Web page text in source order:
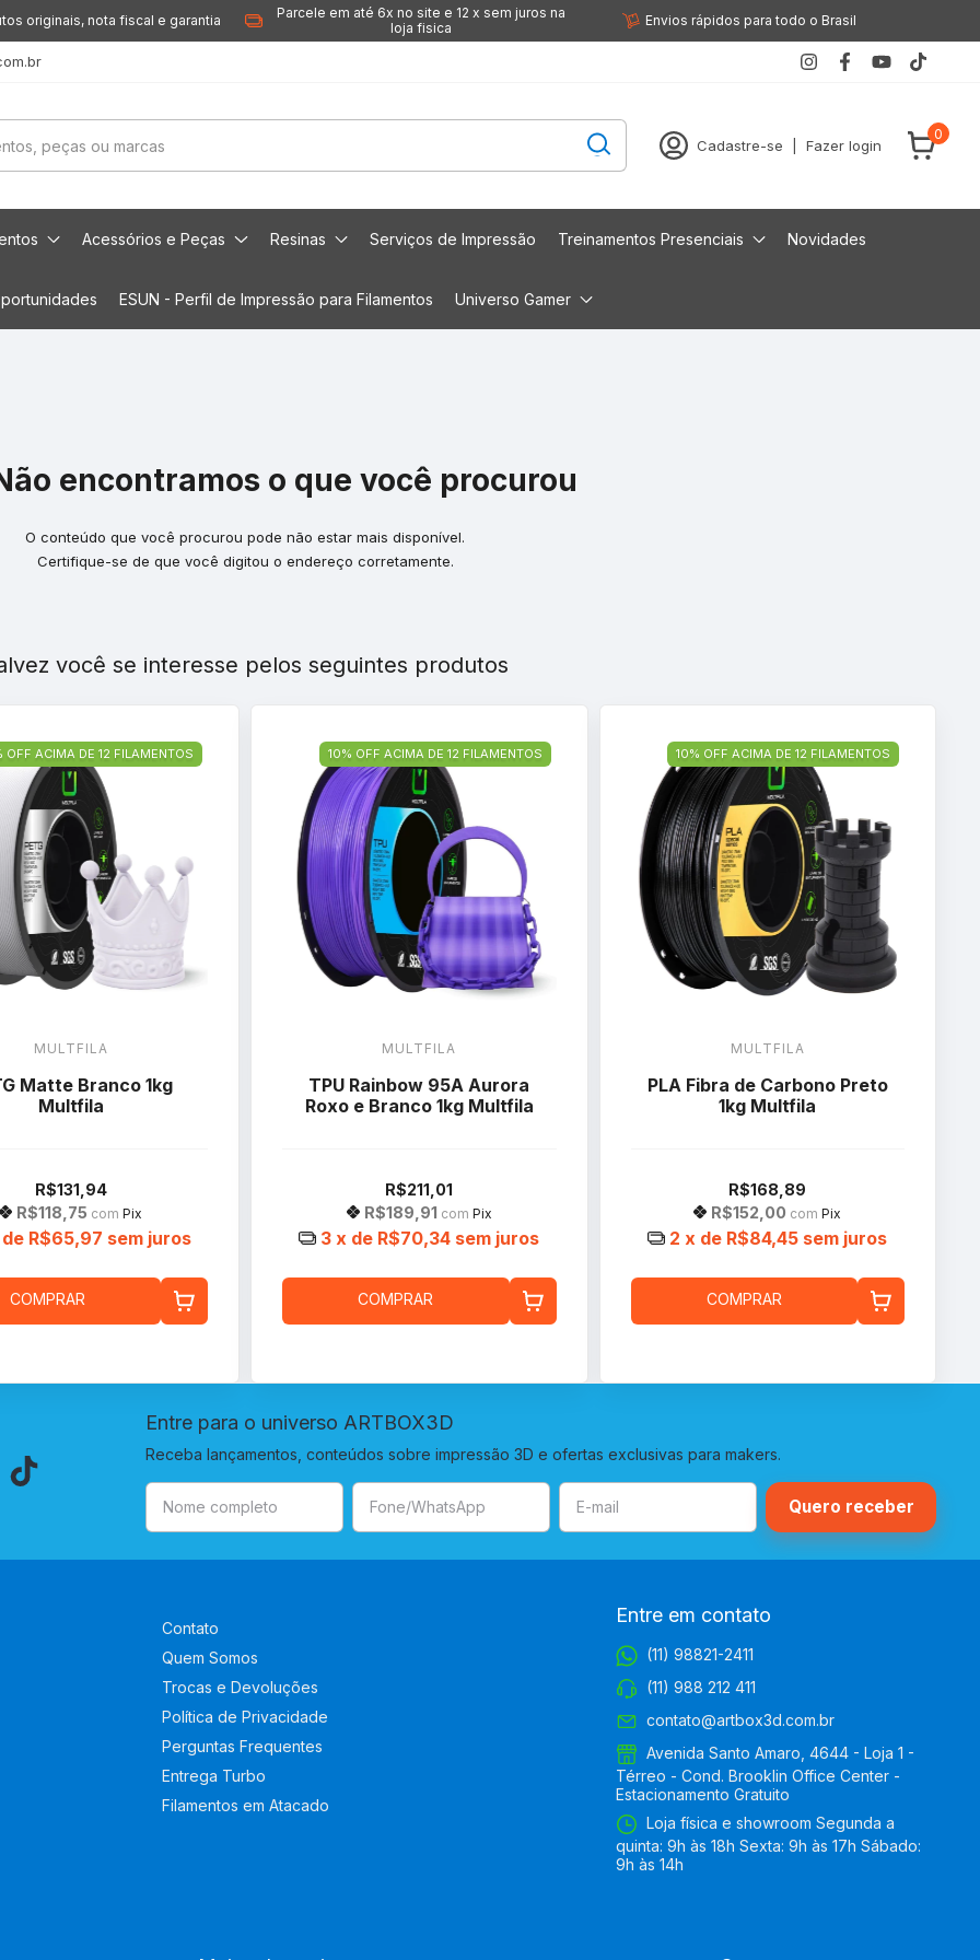
originais, nota fiscal e garantia
Parcele em até 6x no site e 12 x sem juros na
loja fisica
Envios rápidos para todo o Brasil
Cadastre-se Fazer login
0
Acessórios e Peças Resinas Serviços de Impressão Treinamentos Presenciais Novidades
ESUN - Perfil de Impressão para Filamentos Universo Gamer
encontramos o que você procurou
O conteúdo que você procurou pode não estar mais disponível.
Certifique-se de que você digitou o endereço corretamente.
você se interesse pelos seguintes produtos
OFF ACIMA DE 12 FILAMENTOS
MULTFILA
Matte Branco 1kg
Multfila
R$131,94
R$118,75 com Pix
R$65,97 sem juros
COMPRAR
10% OFF ACIMA DE 12 FILAMENTOS
MULTFILA
TPU Rainbow 95A Aurora
Roxo e Branco 1kg Multfila
R$211,01
R$189,91 com Pix
3 x de R$70,34 sem juros
COMPRAR
10% OFF ACIMA DE 12 FILAMENTOS
MULTFILA
PLA Fibra de Carbono Preto
1kg Multfila
R$168,89
R$152,00 com Pix
2 x de R$84,45 sem juros
COMPRAR
Entre para o universo ARTBOX3D
Receba lançamentos, conteúdos sobre impressão 3D e ofertas exclusivas para makers.
Contato
Quem Somos
Trocas e Devoluções
Política de Privacidade
Perguntas Frequentes
Entrega Turbo
Filamentos em Atacado
Entre em contato
(11) 98821-2411
(11) 988 212 411
contato@artbox3d.com.br
Avenida Santo Amaro, 4644 - Loja 1 -
Térreo - Cond. Brooklin Office Center -
Estacionamento Gratuito
Loja física e showroom Segunda a
quinta: 9h às 18h Sexta: 9h às 17h Sábado:
9h às 14h